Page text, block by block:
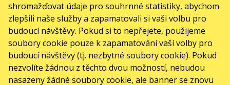
shromažďovat údaje pro souhrnné statistiky, abychom
zlepšili naše služby a zapamatovali si vaši volbu pro
budoucí návštěvy. Pokud si to nepřejete, použijeme
soubory cookie pouze k zapamatování vaší volby pro
budoucí návštěvy (tj. nezbytné soubory cookie). Pokud
nezvolíte žádnou z těchto dvou možností, nebudou
nasazeny žádné soubory cookie, ale banner se znovu